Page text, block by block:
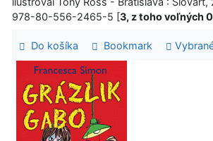
978-80-556-2465-5 [3, z toho voľných 0
Do košíka Bookmark